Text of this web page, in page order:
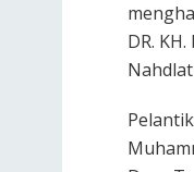
DR.